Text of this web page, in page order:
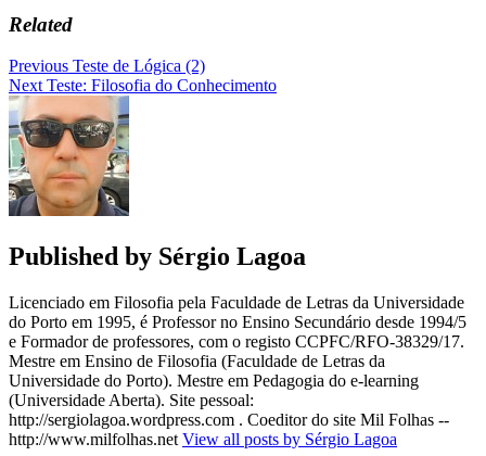
Related
Navegação
de
artigos
Previous Teste de Lógica (2)
Next Teste: Filosofia do Conhecimento
Published by Sérgio Lagoa
Licenciado em Filosofia pela Faculdade de Letras da Universidade
do Porto em 1995, é Professor no Ensino Secundário desde 1994/5
e Formador de professores, com o registo CCPFC/RFO-38329/17.
Mestre em Ensino de Filosofia (Faculdade de Letras da
Universidade do Porto). Mestre em Pedagogia do e-learning
(Universidade Aberta). Site pessoal:
http://sergiolagoa.wordpress.com . Coeditor do site Mil Folhas --
http://www.milfolhas.net View all posts by Sérgio Lagoa